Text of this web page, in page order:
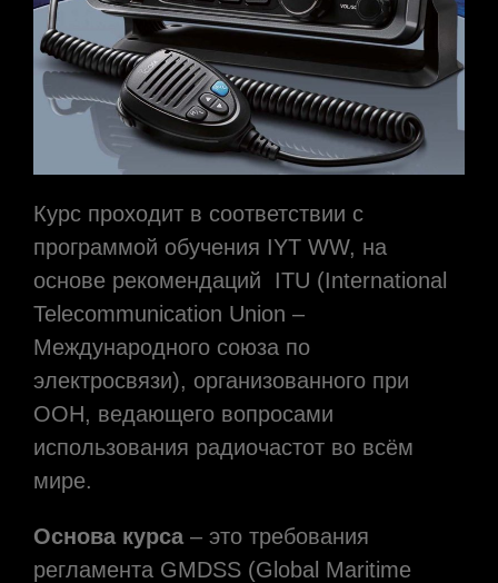
Курс проходит в соответствии с
программой обучения IYT WW, на
основе рекомендаций ITU (International
Telecommunication Union –
Международного союза по
электросвязи), организованного при
ООН, ведающего вопросами
использования радиочастот во всём
мире.
Основа курса– это требования
регламента GMDSS (Global Maritime